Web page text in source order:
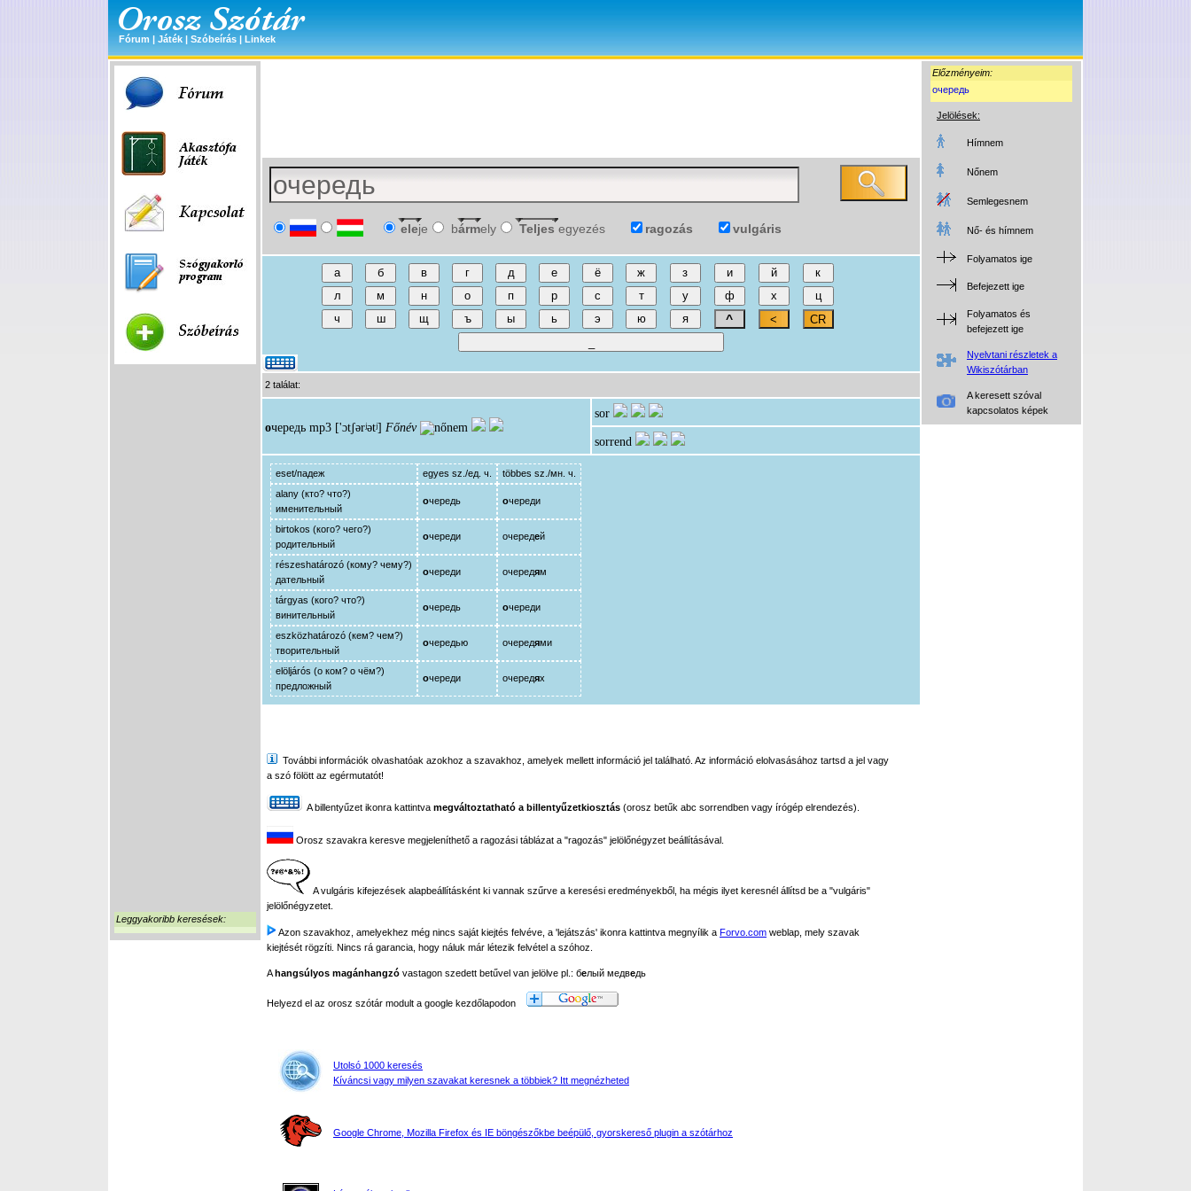
Fórum | Játék | Szóbeírás | Linkek
Előzményeim:
очередь
Jelölések:
Hímnem
Nőnem
Semlegesnem
Nő- és hímnem
Folyamatos ige
Befejezett ige
Folyamatos és
befejezett ige
Nyelvtani részletek a
Wikiszótárban
A keresett szóval
kapcsolatos képek
Leggyakoribb keresések:
eleje bármely Teljes egyezés ragozás vulgáris
2 találat:
очередь mp3 ['ɔtʃərʲətʲ] Főnév
sor
sorrend
eset/падеж egyes sz./ед. ч.
többes sz./мн. ч.
alany (кто? что?)
именительный
очередь очереди
birtokos (кого? чего?)
родительный
очереди очередей
részeshatározó (кому? чему?)
дательный
очереди очередям
tárgyas (кого? что?)
винительный
очередь очереди
eszközhatározó (кем? чем?)
творительный
очередью очередями
elöljárós (о ком? о чём?)
предложный
очереди очередях
További információk olvashatóak azokhoz a szavakhoz, amelyek mellett információ jel található. Az információ elolvasásához tartsd a jel vagy
a szó fölött az egérmutatót!
A billentyűzet ikonra kattintva megváltoztatható a billentyűzetkiosztás (orosz betűk abc sorrendben vagy írógép elrendezés).
Orosz szavakra keresve megjeleníthető a ragozási táblázat a "ragozás" jelölőnégyzet beállításával.
A vulgáris kifejezések alapbeállításként ki vannak szűrve a keresési eredményekből, ha mégis ilyet keresnél állítsd be a "vulgáris"
jelölőnégyzetet.
Azon szavakhoz, amelyekhez még nincs saját kiejtés felvéve, a 'lejátszás' ikonra kattintva megnyílik a Forvo.com weblap, mely szavak
kiejtését rögzíti. Nincs rá garancia, hogy náluk már létezik felvétel a szóhoz.
Ahangsúlyos magánhangzó vastagon szedett betűvel van jelölve pl.: белый медведь
Helyezd el az orosz szótár modult a google kezdőlapodon
Utolsó 1000 keresés
Kíváncsi vagy milyen szavakat keresnek a többiek? Itt megnézheted
Google Chrome, Mozilla Firefox és IE böngészőkbe beépülő, gyorskereső plugin a szótárhoz